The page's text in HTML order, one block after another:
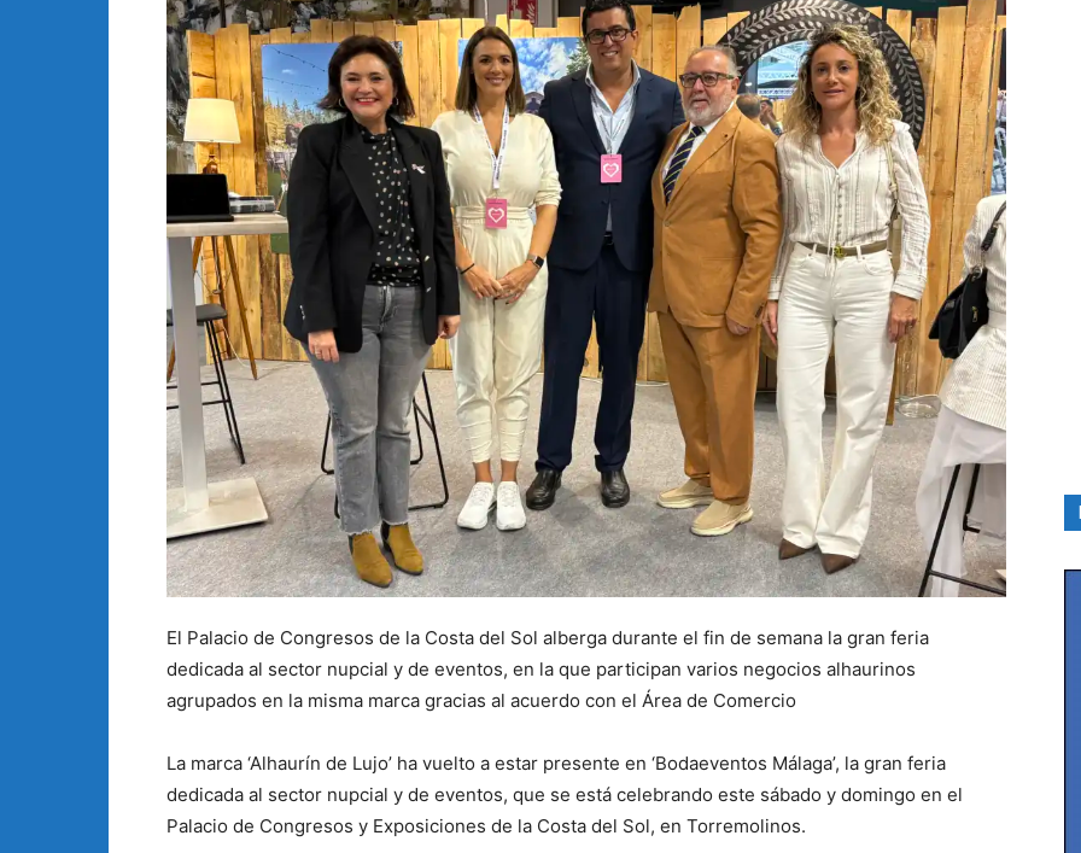
El Palacio de Congresos de la Costa del Sol alberga durante el fin de semana la gran feria
dedicada al sector nupcial y de eventos, en la que participan varios negocios alhaurinos
agrupados en la misma marca gracias al acuerdo con el Área de Comercio
La marca ‘Alhaurín de Lujo’ ha vuelto a estar presente en ‘Bodaeventos Málaga’, la gran feria
dedicada al sector nupcial y de eventos, que se está celebrando este sábado y domingo en el
Palacio de Congresos y Exposiciones de la Costa del Sol, en Torremolinos.